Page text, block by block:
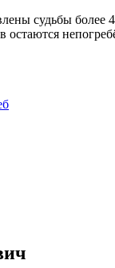
судьбы более
остаются